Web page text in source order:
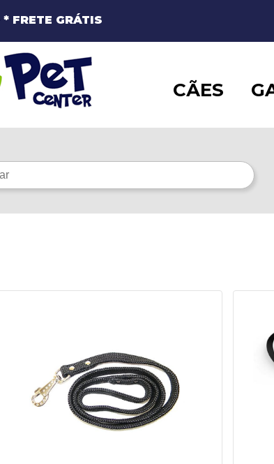
* FRETE GRÁTIS
CÃES